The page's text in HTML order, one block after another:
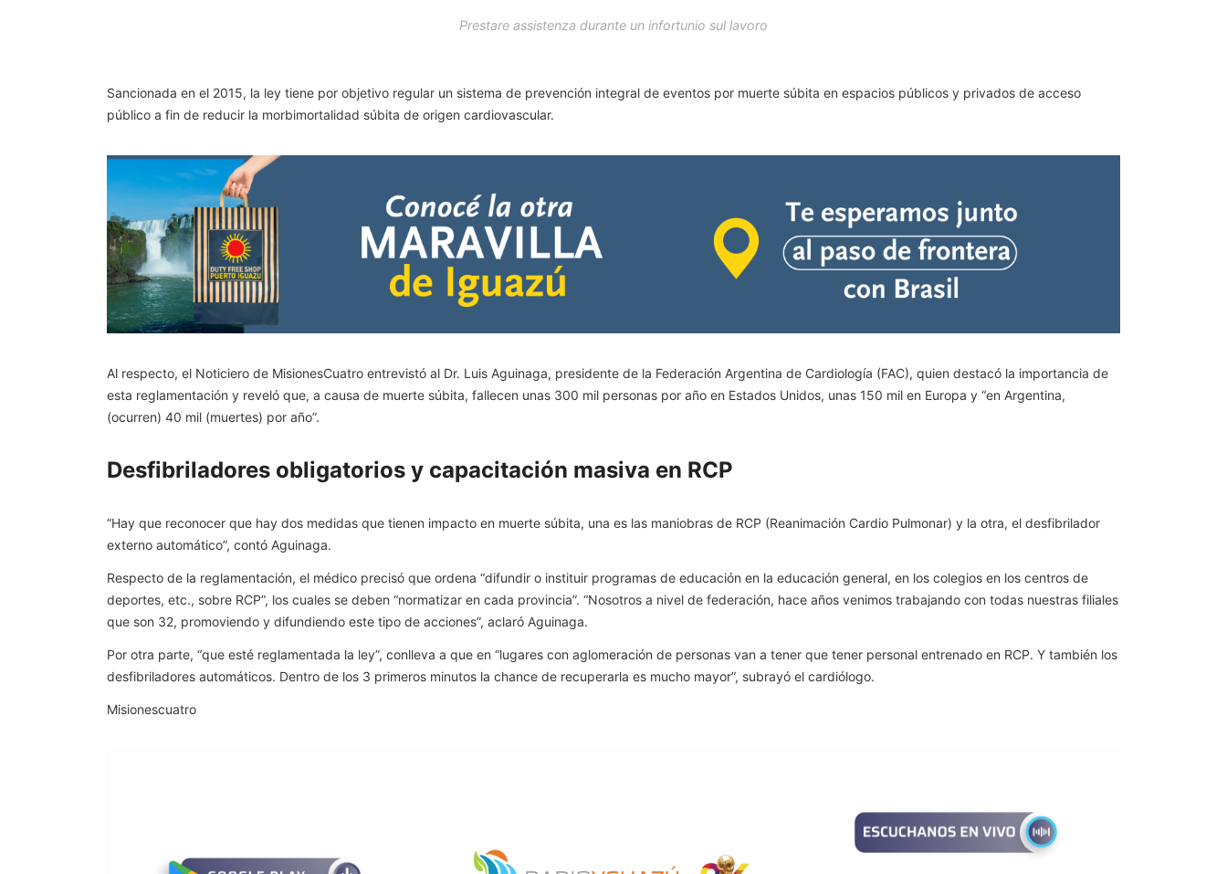
Prestare assistenza durante un infortunio sul lavoro
Sancionada en el 2015, la ley tiene por objetivo regular un sistema de prevención integral de eventos por muerte súbita en espacios públicos y privados de acceso
público a fin de reducir la morbimortalidad súbita de origen cardiovascular.
Al respecto, el Noticiero de MisionesCuatro entrevistó al Dr. Luis Aguinaga, presidente de la Federación Argentina de Cardiología (FAC), quien destacó la importancia de
esta reglamentación y reveló que, a causa de muerte súbita, fallecen unas 300 mil personas por año en Estados Unidos, unas 150 mil en Europa y “en Argentina,
(ocurren) 40 mil (muertes) por año”.
Desfibriladores obligatorios y capacitación masiva en RCP
“Hay que reconocer que hay dos medidas que tienen impacto en muerte súbita, una es las maniobras de RCP (Reanimación Cardio Pulmonar) y la otra, el desfibrilador
externo automático”, contó Aguinaga.
Respecto de la reglamentación, el médico precisó que ordena “difundir o instituir programas de educación en la educación general, en los colegios en los centros de
deportes, etc., sobre RCP”, los cuales se deben “normatizar en cada provincia”. “Nosotros a nivel de federación, hace años venimos trabajando con todas nuestras filiales
que son 32, promoviendo y difundiendo este tipo de acciones”, aclaró Aguinaga.
Por otra parte, “que esté reglamentada la ley”, conlleva a que en “lugares con aglomeración de personas van a tener que tener personal entrenado en RCP. Y también los
desfibriladores automáticos. Dentro de los 3 primeros minutos la chance de recuperarla es mucho mayor”, subrayó el cardiólogo.
Misionescuatro